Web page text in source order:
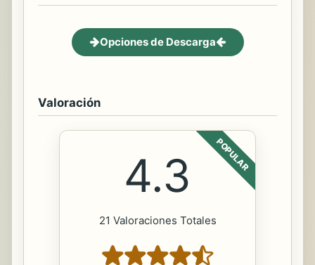
Opciones de Descarga
Valoración
POPULAR
4.3
21 Valoraciones Totales